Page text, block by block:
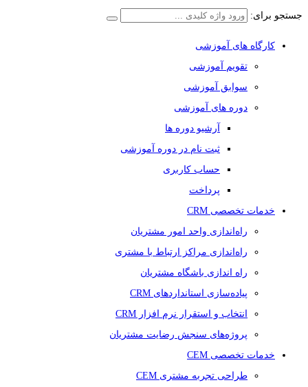
جستجو برای:
کارگاه های آموزشی
تقویم آموزشی
سوابق آموزشی
دوره های آموزشی
آرشیو دوره ها
ثبت نام در دوره آموزشی
حساب کاربری
پرداخت
خدمات تخصصی CRM
راه‌اندازی واحد امور مشتریان
راه‌اندازی مراکز ارتباط با مشتری
راه اندازی باشگاه مشتریان
پیاده‌سازی استانداردهای CRM
انتخاب و استقرار نرم افزار CRM
پروژه‌های سنجش رضایت مشتریان
خدمات تخصصی CEM
طراحی تجربه مشتری CEM